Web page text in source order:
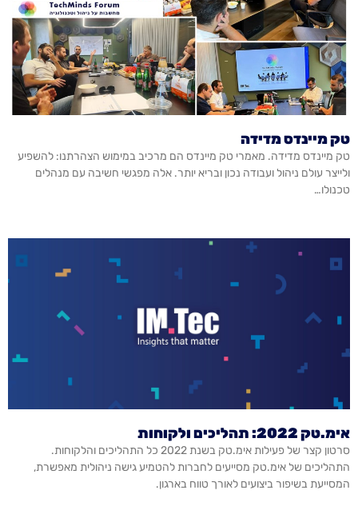
טק מיינדס מדידה
טק מיינדס מדידה. מאמרי טק מיינדס הם מרכיב במימוש הצהרתנו: להשפיע
ולייצר עולם ניהול ועבודה נכון ובריא יותר. אלה מפגשי חשיבה עם מנהלים
טכנולו…
אימ.טק 2022: תהליכים ולקוחות
סרטון קצר של פעילות אימ.טק בשנת 2022 כל התהליכים והלקוחות.
התהליכים של אימ.טק מסייעים לחברות להטמיע גישה ניהולית מאפשרת,
המסייעת בשיפור ביצועים לאורך טווח בארגון.